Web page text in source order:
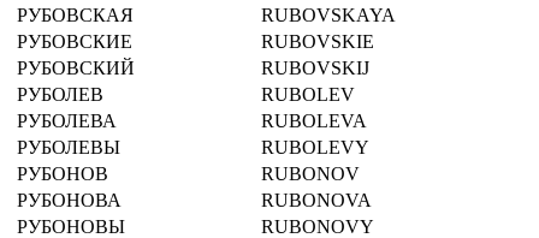
РУБОВСКАЯ
RUBOVSKAYA
РУБОВСКИЕ
RUBOVSKIE
РУБОВСКИЙ
RUBOVSKIJ
РУБОЛЕВ
RUBOLEV
РУБОЛЕВА
RUBOLEVA
РУБОЛЕВЫ
RUBOLEVY
РУБОНОВ
RUBONOV
РУБОНОВА
RUBONOVA
РУБОНОВЫ
RUBONOVY